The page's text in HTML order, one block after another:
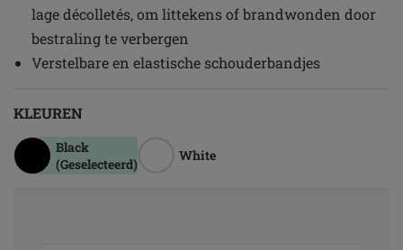
lage décolletés, om littekens of brandwonden door
bestraling te verbergen
Verstelbare en elastische schouderbandjes
KLEUREN
Black
(Geselecteerd)
White